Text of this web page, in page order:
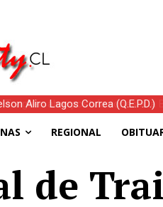
Aliro Lagos Correa (Q.E.P.D.)
REGIONAL
de